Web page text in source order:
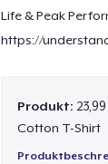
Life & Peak
https://
Produkt:
Cotton T-Shirt